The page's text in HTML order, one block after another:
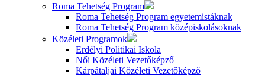
Roma Tehetség Program
Roma Tehetség Program egyetemistáknak
Roma Tehetség Program középiskolásoknak
Közéleti Programok
Erdélyi Politikai Iskola
Női Közéleti Vezetőképző
Kárpátaljai Közéleti Vezetőképző